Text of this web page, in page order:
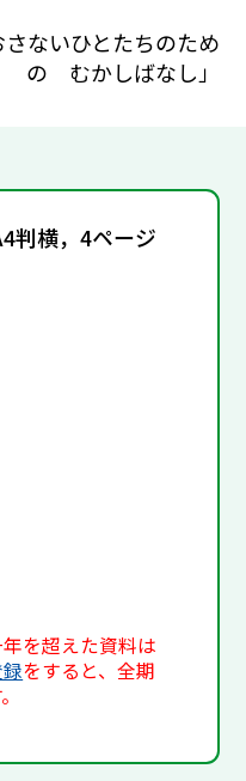
ないひとたちのため
の むかしばなし」
判横，4ページ
を超えた資料は
をすると、全期